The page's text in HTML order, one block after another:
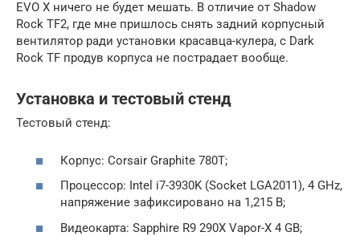
EVO X ничего не будет мешать. В отличие от Shadow
Rock TF2, где мне пришлось снять задний корпусный
вентилятор ради установки красавца-кулера, с Dark
Rock TF продув корпуса не пострадает вообще.
Установка и тестовый стенд
Тестовый стенд:
Корпус: Corsair Graphite 780T;
Процессор: Intel i7-3930K (Socket LGA2011), 4 GHz,
напряжение зафиксировано на 1,215 В;
Видеокарта: Sapphire R9 290X Vapor-X 4 GB;